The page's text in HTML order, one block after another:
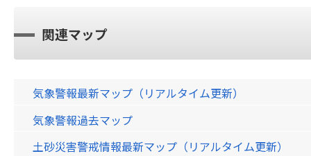
関連マップ
気象警報最新マップ（リアルタイム更新）
気象警報過去マップ
土砂災害警戒情報最新マップ（リアルタイム更新）